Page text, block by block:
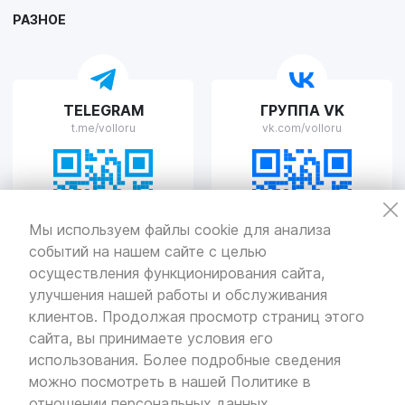
Мы используем файлы cookie для анализа
событий на нашем сайте с целью
осуществления функционирования сайта,
улучшения нашей работы и обслуживания
клиентов. Продолжая просмотр страниц этого
сайта, вы принимаете условия его
использования. Более подробные сведения
можно посмотреть в нашей Политике в
VOLLO Рязань
г. Рязань, улица Островского, д.109/2
Пн-Пт с 9:00 до 20:00, Сб-Вс выходной
VOLLO Тверь
г. Тверь, проспект Николая Корыткова, 17А
Пн-Пт с 9:00 до 19:00 Сб-Вс с 10:00 до 19:00
РАЗНОЕ
TELEGRAM
t.me/volloru
ГРУППА VK
vk.com/volloru
© Все права защищены. Информация сайта защищена законом
об авторских правах.
Политикаконфиденциальности
Разработкаи продвижение — «SeoOlimp»